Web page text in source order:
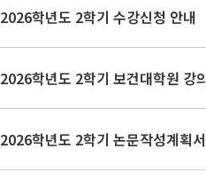
2026학년도 2학기 수강신청 안내